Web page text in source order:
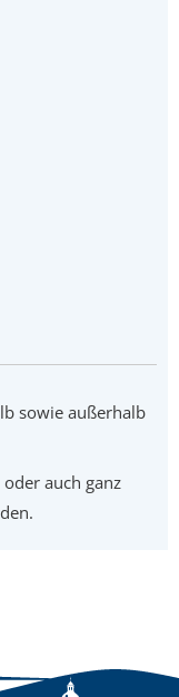
sowie außerhalb
oder auch ganz